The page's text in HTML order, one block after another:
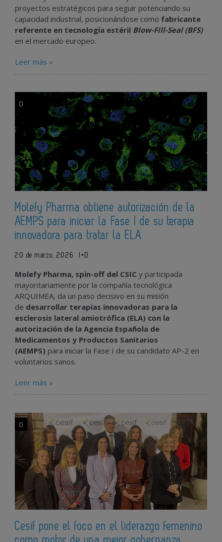
proyectos estratégicos para seguir potenciando su
capacidad industrial, posicionándose como fabricante
referente en tecnología estéril Blow-Fill-Seal (BFS)
en el mercado europeo.
Leer más »
0
Molefy Pharma obtiene autorización de la
AEMPS para iniciar la Fase I de su terapia
innovadora para tratar la ELA
20 de marzo, 2026 I+D
Molefy Pharma, spin-off del CSIC y participada
mayoritariamente por la compañía tecnológica
ARQUIMEA, da un paso decisivo en su misión
de desarrollar terapias innovadoras para la
esclerosis lateral amiotrófica (ELA) con la
autorización de la Agencia Española de
Medicamentos y Productos Sanitarios
(AEMPS) para iniciar la Fase I de su candidato AP-2 en
voluntarios sanos.
Leer más »
0
Cesif pone el foco en el liderazgo femenino